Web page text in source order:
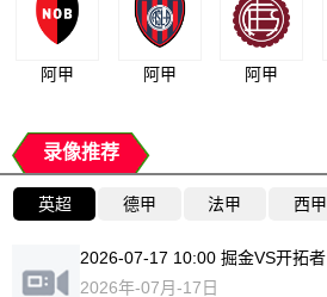
阿甲 阿甲 阿甲
录像推荐
英超 德甲 法甲 西甲
2026-07-17 10:00 掘金VS开拓者
2026年-07月-17日